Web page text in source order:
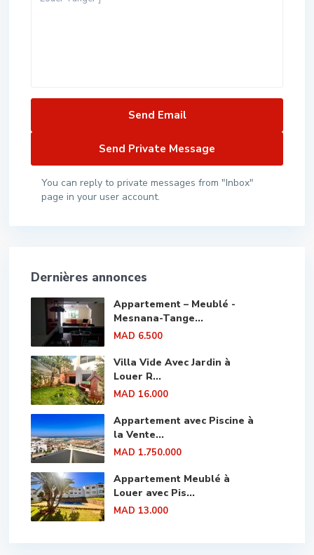
You can reply to private messages from "Inbox"
page in your user account.
Dernières annonces
Appartement – Meublé -
Mesnana-Tange...
MAD 6.500
Villa Vide Avec Jardin à
Louer R...
MAD 16.000
Appartement avec Piscine à
la Vente...
MAD 1.750.000
Appartement Meublé à
Louer avec Pis...
MAD 13.000